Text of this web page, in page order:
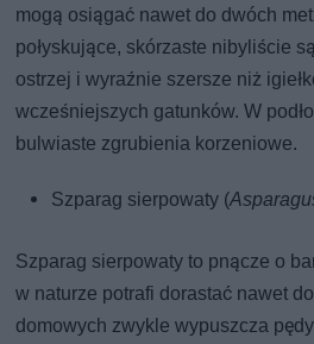
mogą osiągać nawet do dwóch
połyskujące, skórzaste nibyliście
ostrzej i wyraźnie szersze niż
wcześniejszych gatunków. W
bulwiaste zgrubienia korzeniowe.
Szparag sierpowaty (
Szparag sierpowaty to pnącze o
w naturze potrafi dorastać nawet
domowych zwykle wypuszcza